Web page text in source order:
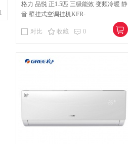
格力 品悦 正1.5匹 三级能效 变频冷暖 静
音 壁挂式空调挂机KFR-
对比
收藏 0